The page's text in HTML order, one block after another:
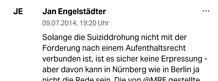
JE Jan Engelstädter
09.07.2014, 19:20 Uhr
Solange die Suiziddrohung nicht mit der
Forderung nach einem Aufenthaltsrecht
verbunden ist, ist es sicher keine Erpressung -
aber davon kann in Nürnberg wie in Berlin ja